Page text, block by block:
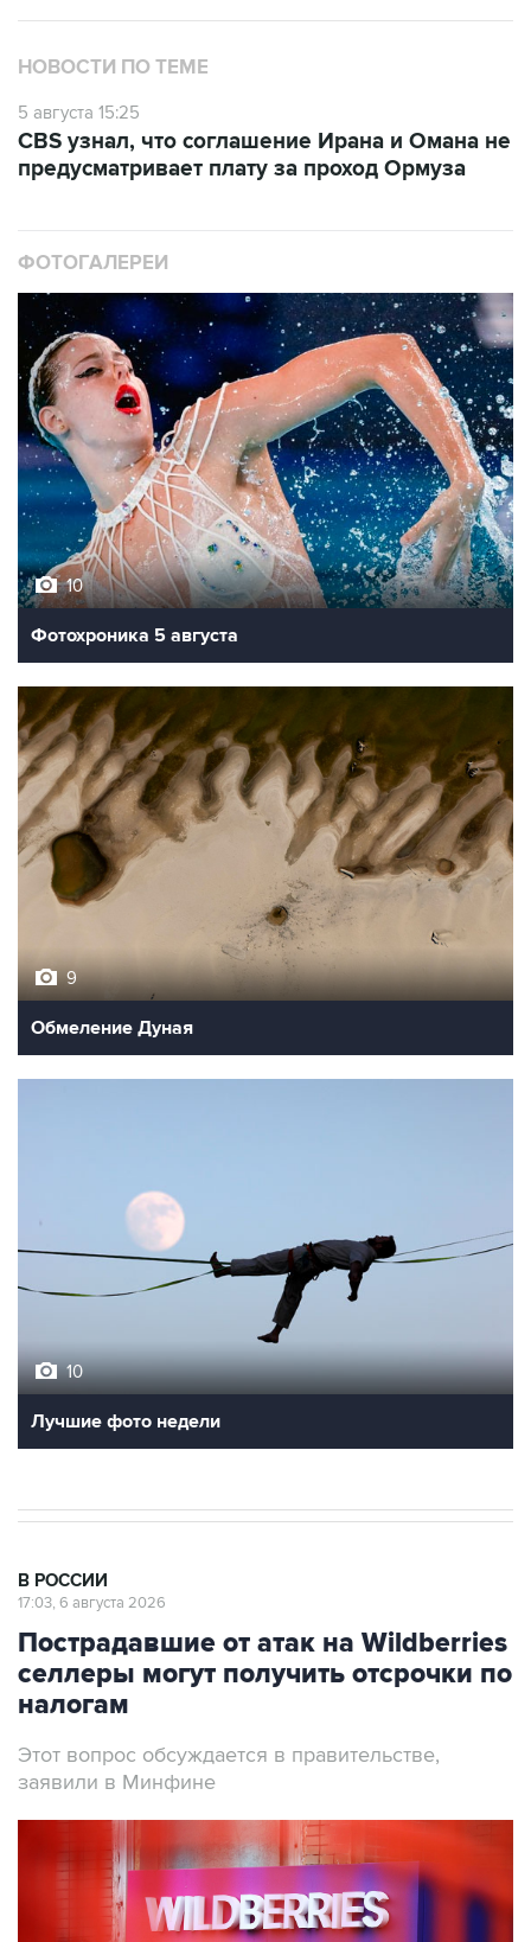
НОВОСТИ ПО ТЕМЕ
5 августа 15:25
CBS узнал, что соглашение Ирана и Омана не
предусматривает плату за проход Ормуза
ФОТОГАЛЕРЕИ
10
Фотохроника 5 августа
9
Обмеление Дуная
10
Лучшие фото недели
В РОССИИ
17:03, 6 августа 2026
Пострадавшие от атак на Wildberries
селлеры могут получить отсрочки по
налогам
Этот вопрос обсуждается в правительстве,
заявили в Минфине